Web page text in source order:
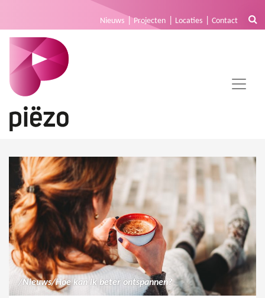
Nieuws Projecten Locaties Contact
/Nieuws/Hoe kan ik beter ontspannen?